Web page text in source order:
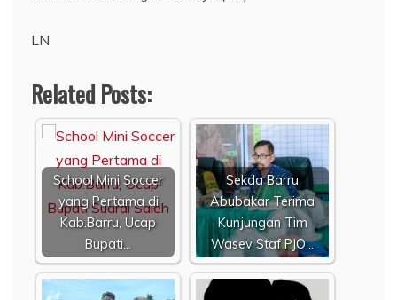
LN
Related Posts:
School Mini Soccer
yang Pertama di
Kab.Barru, Ucap
Bupati…
Sekda Barru
Abubakar Terima
Kunjungan Tim
Wasev Staf PJO…